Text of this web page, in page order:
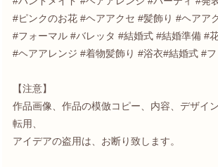
#ピンクのお花 #ヘアアクセ #髪飾り #ヘアア
#フォーマル #バレッタ #結婚式 #結婚準備 #
#ヘアアレンジ #着物髪飾り #浴衣#結婚式 #
【注意】
作品画像、作品の模倣コピー、内容、デザイ
転用、
アイデアの盗用は、お断り致します。